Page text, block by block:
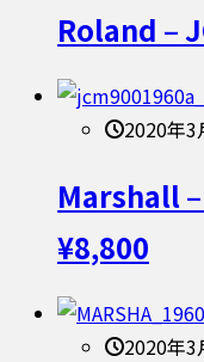
Roland –
2020年3
Marshall
¥8,800
2020年3